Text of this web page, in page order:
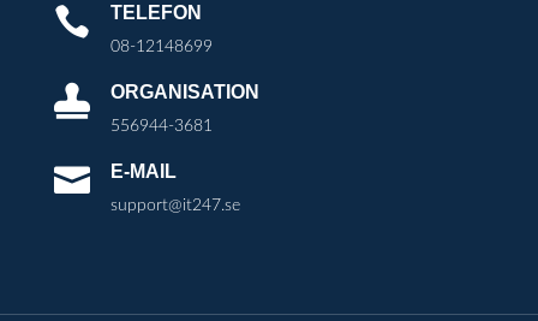
 TELEFON
08-12148699
 ORGANISATION
556944-3681
 E-MAIL
support@it247.se